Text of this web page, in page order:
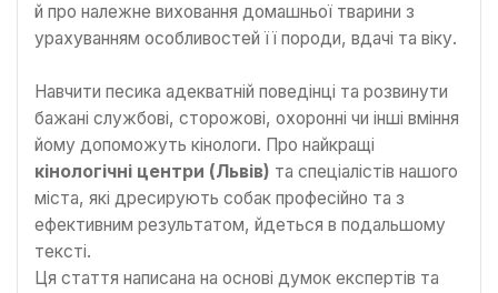
й про належне виховання домашньої тварини з
урахуванням особливостей її породи, вдачі та віку.
Навчити песика адекватній поведінці та розвинути
бажані службові, сторожові, охоронні чи інші вміння
йому допоможуть кінологи. Про найкращі
кінологічні центри (Львів) та спеціалістів нашого
міста, які дресирують собак професійно та з
ефективним результатом, йдеться в подальшому
тексті.
Ця стаття написана на основі думок експертів та